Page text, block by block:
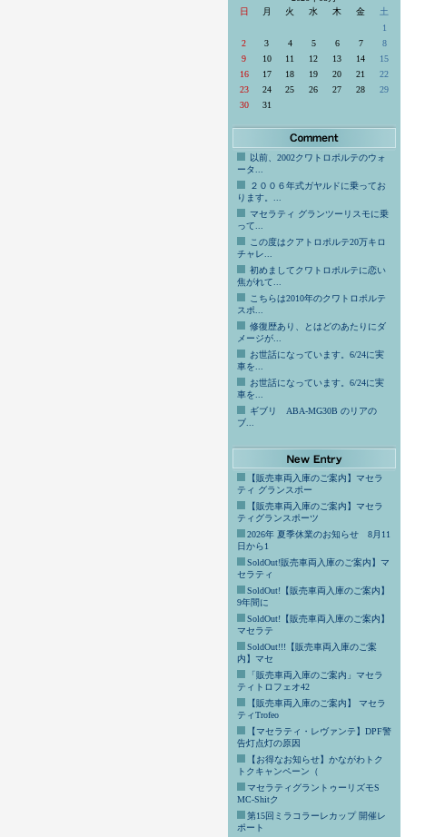
日
月 火 水 木 金
土
1
2
3 4 5 6 7
8
9
10 11 12 13 14
15
16
17 18 19 20 21
22
23
24 25 26 27 28
29
30
31
以前、2002クワトロポルテのウォ
ータ...
２００６年式ガヤルドに乗ってお
ります。...
マセラティ グランツーリスモに乗
って...
この度はクアトロポルテ20万キロ
チャレ...
初めましてクワトロポルテに恋い
焦がれて...
こちらは2010年のクワトロポルテ
スポ...
修復歴あり、とはどのあたりにダ
メージが...
お世話になっています。6/24に実
車を...
お世話になっています。6/24に実
車を...
ギブリ ABA-MG30B のリアの
ブ...
【販売車両入庫のご案内】マセラ
ティ グランスポー
【販売車両入庫のご案内】マセラ
ティグランスポーツ
2026年 夏季休業のお知らせ 8月11
日から1
SoldOut!販売車両入庫のご案内】マ
セラティ
SoldOut!【販売車両入庫のご案内】
9年間に
SoldOut!【販売車両入庫のご案内】
マセラテ
SoldOut!!!【販売車両入庫のご案
内】マセ
「販売車両入庫のご案内」マセラ
ティトロフェオ42
【販売車両入庫のご案内】 マセラ
ティTrofeo
【マセラティ・レヴァンテ】DPF警
告灯点灯の原因
【お得なお知らせ】かながわトク
トクキャンペーン（
マセラティグラントゥーリズモS
MC-Shitク
第15回ミラコラーレカップ 開催レ
ポート